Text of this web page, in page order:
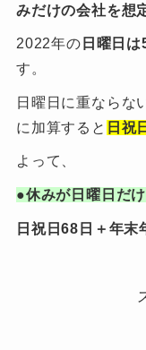
みだけの会社を想
2022年の 日曜日
す。
日曜日に重ならな
に加算すると 日祝
よって、
●休みが日曜日だ
日祝日68日＋年